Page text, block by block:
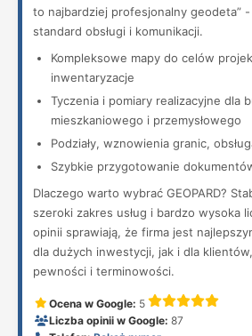
to najbardziej profesjonalny geodeta”
standard obsługi i komunikacji.
Kompleksowe mapy do celów
inwentaryzacje
Tyczenia i pomiary realizacyjne dla
mieszkaniowego i przemysłowego
Podziały, wznowienia granic,
Szybkie przygotowanie
Dlaczego warto wybrać GEOPARD?
szeroki zakres usług i bardzo wysoka
opinii sprawiają, że firma jest
dla dużych inwestycji, jak i dla
pewności i terminowości.
Ocena w Google: 5
Liczba opinii w Google: 87